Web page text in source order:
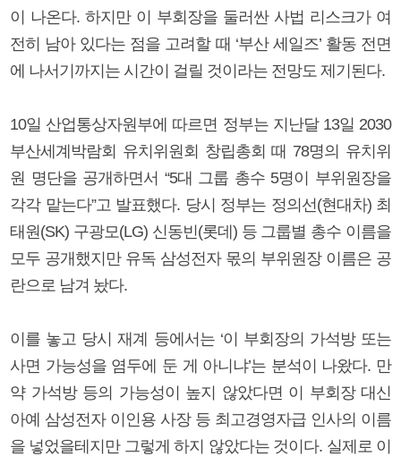
이 나온다. 하지만 이 부회장을 둘러싼 사법 리스크가 여
전히 남아 있다는 점을 고려할 때 ‘부산 세일즈’ 활동 전면
에 나서기까지는 시간이 걸릴 것이라는 전망도 제기된다.
10일 산업통상자원부에 따르면 정부는 지난달 13일 2030
부산세계박람회 유치위원회 창립총회 때 78명의 유치위
원 명단을 공개하면서 “5대 그룹 총수 5명이 부위원장을
각각 맡는다”고 발표했다. 당시 정부는 정의선(현대차) 최
태원(SK) 구광모(LG) 신동빈(롯데) 등 그룹별 총수 이름을
모두 공개했지만 유독 삼성전자 몫의 부위원장 이름은 공
란으로 남겨 놨다.
이를 놓고 당시 재계 등에서는 ‘이 부회장의 가석방 또는
사면 가능성을 염두에 둔 게 아니냐’는 분석이 나왔다. 만
약 가석방 등의 가능성이 높지 않았다면 이 부회장 대신
아예 삼성전자 이인용 사장 등 최고경영자급 인사의 이름
을 넣었을테지만 그렇게 하지 않았다는 것이다. 실제로 이